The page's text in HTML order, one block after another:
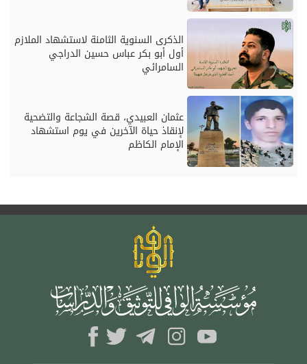
الذكرى السنوية الثامنة لاستشهاد الملازم
أول أبو بكر عباس حسين الدراجي
السامرائي
عثمان العبيدي، قصة الشجاعة والتضحية
لإنقاذ حياة الآخرين في يوم استشهاد
الإمام الكاظم